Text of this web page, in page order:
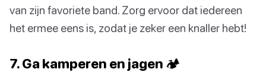
van zijn favoriete band. Zorg ervoor dat iedereen
het ermee eens is, zodat je zeker een knaller hebt!
7. Ga kamperen en jagen 🏕️